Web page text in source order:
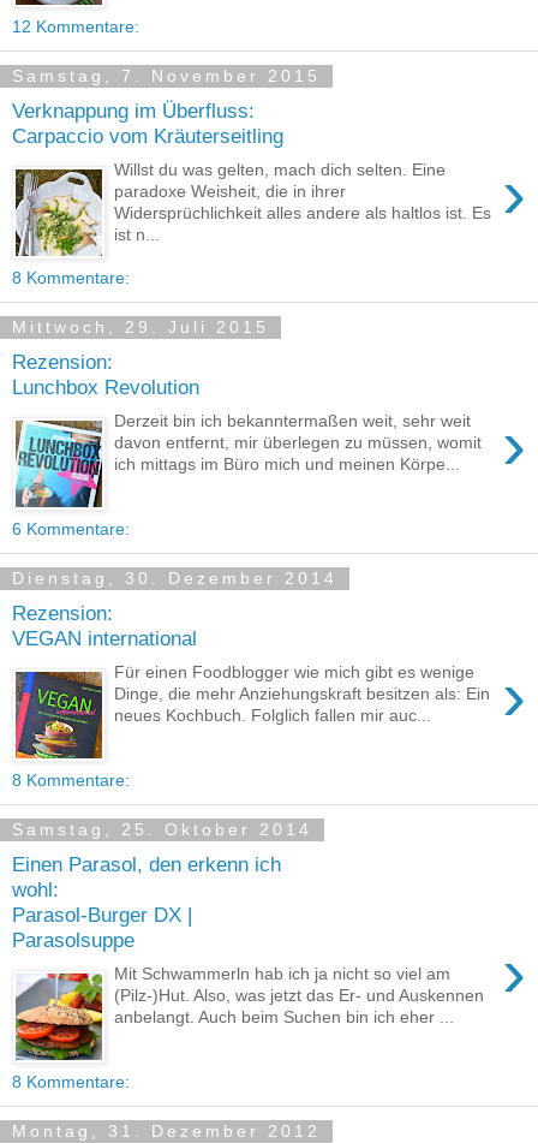
12 Kommentare:
Samstag, 7. November 2015
Verknappung im Überfluss:
Carpaccio vom Kräuterseitling
›
Willst du was gelten, mach dich selten. Eine
paradoxe Weisheit, die in ihrer
Widersprüchlichkeit alles andere als haltlos ist. Es
ist n...
8 Kommentare:
Mittwoch, 29. Juli 2015
Rezension:
Lunchbox Revolution
›
Derzeit bin ich bekanntermaßen weit, sehr weit
davon entfernt, mir überlegen zu müssen, womit
ich mittags im Büro mich und meinen Körpe...
6 Kommentare:
Dienstag, 30. Dezember 2014
Rezension:
VEGAN international
›
Für einen Foodblogger wie mich gibt es wenige
Dinge, die mehr Anziehungskraft besitzen als: Ein
neues Kochbuch. Folglich fallen mir auc...
8 Kommentare:
Samstag, 25. Oktober 2014
Einen Parasol, den erkenn ich
wohl:
Parasol-Burger DX |
Parasolsuppe
›
Mit Schwammerln hab ich ja nicht so viel am
(Pilz-)Hut. Also, was jetzt das Er- und Auskennen
anbelangt. Auch beim Suchen bin ich eher ...
8 Kommentare:
Montag, 31. Dezember 2012